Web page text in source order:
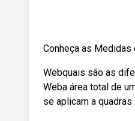
Conheça as
Webquais são as
Weba área total de
se aplicam a quadras